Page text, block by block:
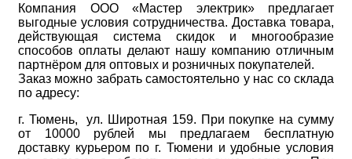
Компания ООО «Мастер электрик» предлагает
выгодные условия сотрудничества. Доставка товара,
действующая система скидок и многообразие
способов оплаты делают нашу компанию отличным
партнёром для оптовых и розничных покупателей.
Заказ можно забрать самостоятельно у нас со склада
по адресу:
г. Тюмень, ул. Широтная 159. При покупке на сумму
от 10000 рублей мы предлагаем бесплатную
доставку курьером по г. Тюмени и удобные условия